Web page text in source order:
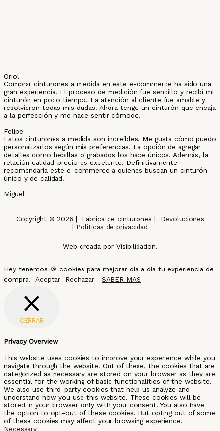
Oriol
Comprar cinturones a medida en este e-commerce ha sido una
gran experiencia. El proceso de medición fue sencillo y recibí mi
cinturón en poco tiempo. La atención al cliente fue amable y
resolvieron todas mis dudas. Ahora tengo un cinturón que encaja
a la perfección y me hace sentir cómodo.
Felipe
Estos cinturones a medida son increíbles. Me gusta cómo puedo
personalizarlos según mis preferencias. La opción de agregar
detalles como hebillas o grabados los hace únicos. Además, la
relación calidad-precio es excelente. Definitivamente
recomendaría este e-commerce a quienes buscan un cinturón
único y de calidad.
Miguel
Copyright © 2026 | Fabrica de cinturones | Devoluciones
| Políticas de privacidad
Web creada por Visibilidadon.
Hey tenemos 🍪 cookies para mejorar día a día tu experiencia de
compra.
Aceptar Rechazar SABER MAS
CERRAR
Privacy Overview
This website uses cookies to improve your experience while you
navigate through the website. Out of these, the cookies that are
categorized as necessary are stored on your browser as they are
essential for the working of basic functionalities of the website.
We also use third-party cookies that help us analyze and
understand how you use this website. These cookies will be
stored in your browser only with your consent. You also have
the option to opt-out of these cookies. But opting out of some
of these cookies may affect your browsing experience.
Necessary